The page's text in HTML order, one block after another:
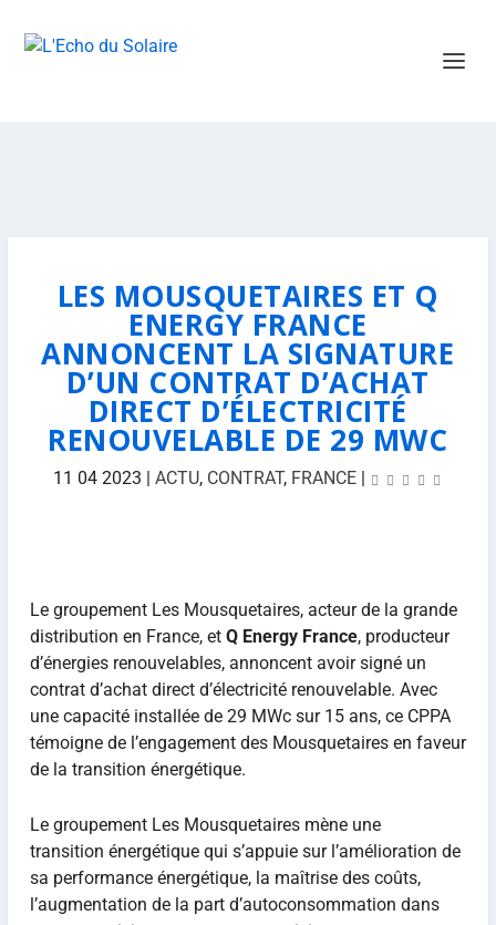
LES MOUSQUETAIRES ET Q
ENERGY FRANCE
ANNONCENT LA SIGNATURE
D’UN CONTRAT D’ACHAT
DIRECT D’ÉLECTRICITÉ
RENOUVELABLE DE 29 MWC
11 04 2023 | ACTU, CONTRAT, FRANCE|
Le groupement Les Mousquetaires, acteur de la grande
distribution en France, et Q Energy France, producteur
d’énergies renouvelables, annoncent avoir signé un
contrat d’achat direct d’électricité renouvelable. Avec
une capacité installée de 29 MWc sur 15 ans, ce CPPA
témoigne de l’engagement des Mousquetaires en faveur
de la transition énergétique.
Le groupement Les Mousquetaires mène une
transition énergétique qui s’appuie sur l’amélioration de
sa performance énergétique, la maîtrise des coûts,
l’augmentation de la part d’autoconsommation dans